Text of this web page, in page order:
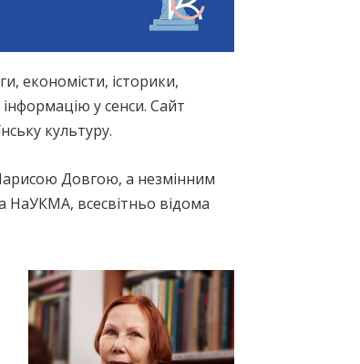
економісти, історики,
у сенси. Сайт
культуру.
Довгою, а незмінним
НаУКМА, всесвітньо відома